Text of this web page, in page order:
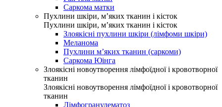
Саркома матки
Пухлини шкіри, м’яких тканин і кісток
Пухлини шкіри, м’яких тканин і кісток
Злоякісні пухлини шкіри (лімфоми шкіри)
Меланома
Пухлини м’яких тканин (саркоми)
Саркома Юінга
Злоякісні новоутворення лімфоїдної і кровотворної
тканин
Злоякісні новоутворення лімфоїдної і кровотворної
тканин
Лімфогранулематоз